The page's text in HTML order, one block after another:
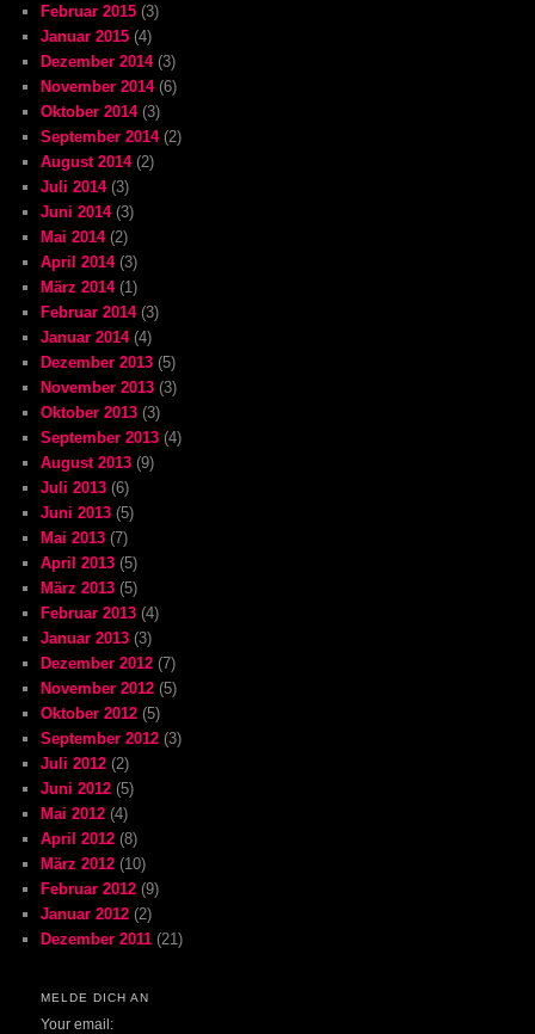
Februar 2015 (3)
Januar 2015 (4)
Dezember 2014(3)
November 2014(6)
Oktober 2014(3)
September 2014(2)
August 2014(2)
Juli 2014(3)
Juni 2014(3)
Mai 2014(2)
April 2014(3)
März 2014(1)
Februar 2014(3)
Januar 2014(4)
Dezember 2013 (5)
November 2013 (3)
Oktober 2013 (3)
September 2013 (4)
August 2013 (9)
Juli 2013 (6)
Juni 2013 (5)
Mai 2013 (7)
April 2013 (5)
März 2013 (5)
Februar 2013 (4)
Januar 2013 (3)
Dezember 2012 (7)
November 2012 (5)
Oktober 2012 (5)
September 2012 (3)
Juli 2012 (2)
Juni 2012 (5)
Mai 2012 (4)
April 2012 (8)
März 2012 (10)
Februar 2012 (9)
Januar 2012 (2)
Dezember 2011 (21)
MELDE DICH AN
Your email: